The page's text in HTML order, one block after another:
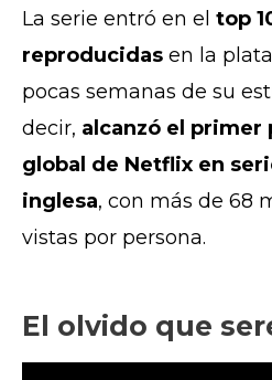
La serie entró en el top
reproducidas en la
pocas semanas de su
decir, alcanzó el primer
global de Netflix en
inglesa, con más de 68
vistas por persona.
El olvido que